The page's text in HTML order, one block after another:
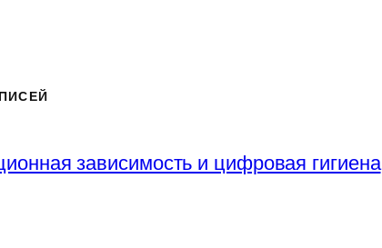
зависимость и цифровая гигиена